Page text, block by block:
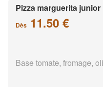
Pizza marguerita junior
Dès 11.50 €
Base tomate, fromage,